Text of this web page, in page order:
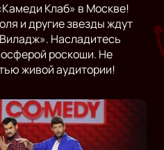
Клаб» в Москве!
и другие звезды ждут
Насладитесь
роскоши. Не
живой аудитории!